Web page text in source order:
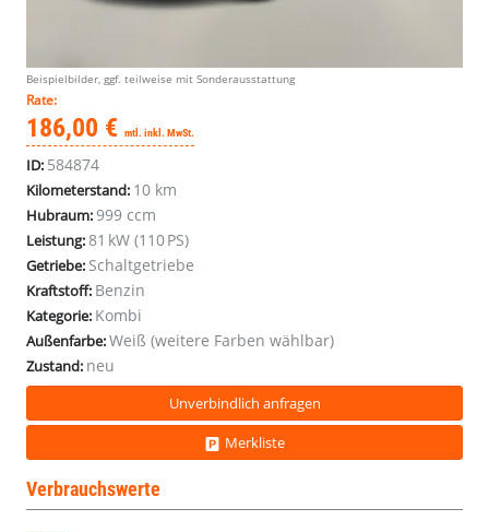
Beispielbilder, ggf. teilweise mit Sonderausstattung
Rate:
186,00 € mtl. inkl. MwSt.
ID: 584874
Kilometerstand: 10 km
Hubraum:999 ccm
Leistung:81 kW (110 PS)
Getriebe: Schaltgetriebe
Kraftstoff: Benzin
Kategorie: Kombi
Außenfarbe:Weiß (weitere Farben wählbar)
Zustand: neu
Unverbindlich anfragen
Merkliste
Verbrauchswerte